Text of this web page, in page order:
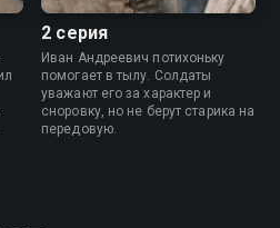
2 серия
Иван Андреевич потихоньку
помогает в тылу. Солдаты
уважают его за характер и
сноровку, но не берут старика на
передовую.